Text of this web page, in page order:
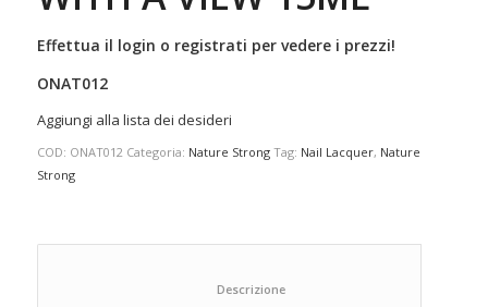
Effettua il login o registrati per vedere i prezzi!
ONAT012
Aggiungi alla lista dei desideri
COD: ONAT012 Categoria: Nature Strong Tag: Nail Lacquer, Nature
Strong
						Descrizione